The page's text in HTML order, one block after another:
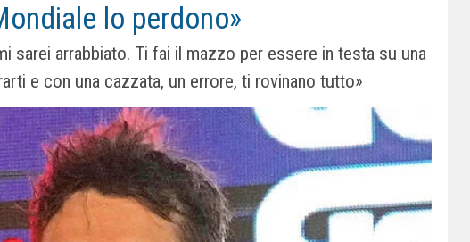
lo perdono»
sarei arrabbiato. Ti fai il mazzo per essere in testa su una
e con una cazzata, un errore, ti rovinano tutto»